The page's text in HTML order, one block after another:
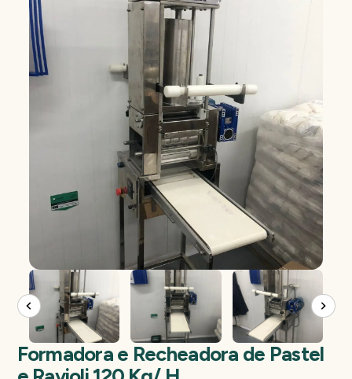
Formadora e Recheadora de Pastel